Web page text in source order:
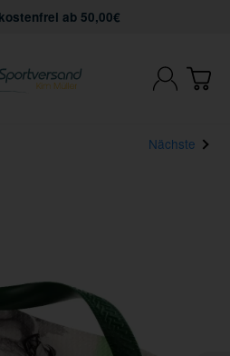
ab 50,00€
Nächste